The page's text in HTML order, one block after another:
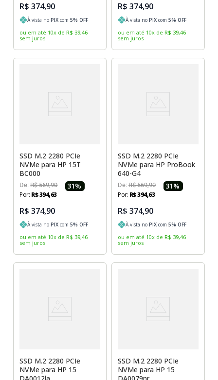
R$ 374,90
À vista noPIX com5% OFF
ou em até 10x de R$ 39,46
sem juros
R$ 374,90
À vista no PIX com 5% OFF
ou em até 10x de R$ 39,46
sem juros
SSD M.2 2280 PCIe
NVMe para HP 15T
BC000
De:R$ 569,90 31%
Por: R$394,63
R$ 374,90
À vista noPIX com5% OFF
ou em até 10x de R$ 39,46
sem juros
SSD M.2 2280 PCIe
NVMe para HP ProBook
640-G4
De: R$ 569,90 31%
Por: R$394,63
R$ 374,90
À vista no PIX com 5% OFF
ou em até 10x de R$ 39,46
sem juros
SSD M.2 2280 PCIe
NVMe para HP 15
SSD M.2 2280 PCIe
NVMe para HP 15